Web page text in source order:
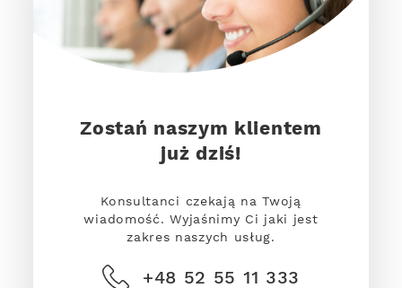
Zostań naszym klientem
już dziś!
Konsultanci czekają na Twoją
wiadomość. Wyjaśnimy Ci jaki jest
zakres naszych usług.
+48 52 55 11 333